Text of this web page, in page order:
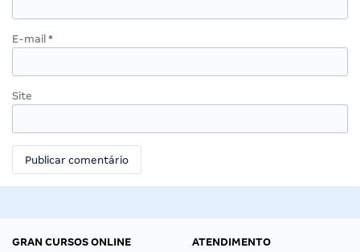
E-mail *
Site
GRAN CURSOS ONLINE
ATENDIMENTO